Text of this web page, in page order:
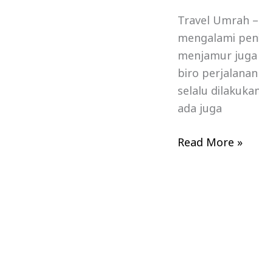
Travel Umrah
mengalami
menjamur
biro
selalu
ada juga
Read More »